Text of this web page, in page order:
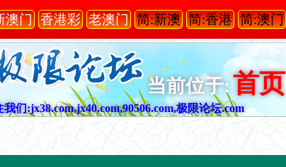
澳门 香港彩 老澳门 简:新澳 简:香港 简:澳门
当前位于: 首页
我们:jx38.com,jx40.com,90506.com,极限论坛.com